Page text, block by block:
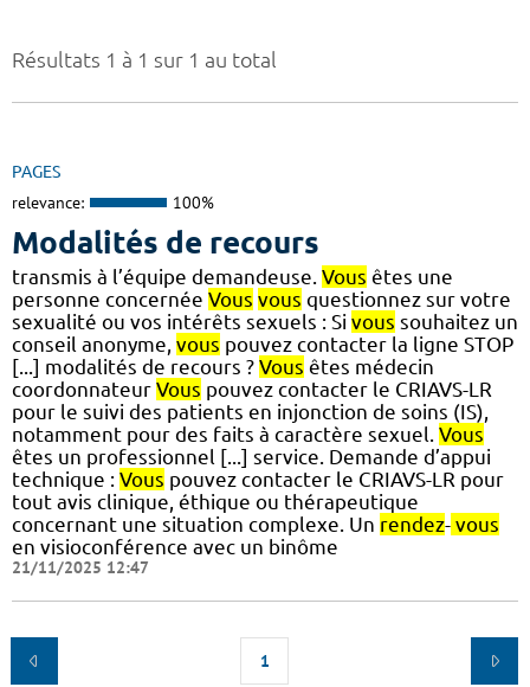
Résultats 1 à 1 sur 1 au total
PAGES
relevance: 100%
Modalités de recours
transmis à l’équipe demandeuse. Vous êtes une
personne concernée Vous vous questionnez sur votre
sexualité ou vos intérêts sexuels : Si vous souhaitez un
conseil anonyme, vous pouvez contacter la ligne STOP
[...] modalités de recours ? Vous êtes médecin
coordonnateur Vous pouvez contacter le CRIAVS-LR
pour le suivi des patients en injonction de soins (IS),
notamment pour des faits à caractère sexuel. Vous
êtes un professionnel [...] service. Demande d’appui
technique : Vous pouvez contacter le CRIAVS-LR pour
tout avis clinique, éthique ou thérapeutique
concernant une situation complexe. Un rendez- vous
en visioconférence avec un binôme
21/11/2025 12:47
1